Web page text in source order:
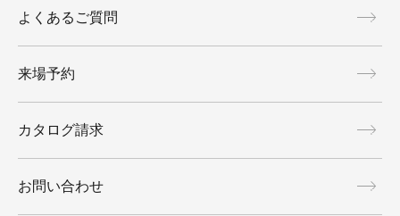
よくあるご質問
来場予約
カタログ請求
お問い合わせ